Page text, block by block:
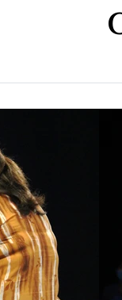
Góc nhìn luật gia
An ninh - Hình sự